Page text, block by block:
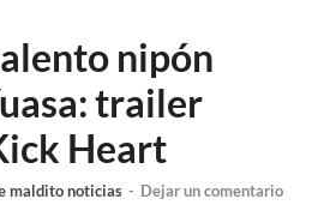
nipón
trailer
Heart
maldito noticias - Dejar un comentario